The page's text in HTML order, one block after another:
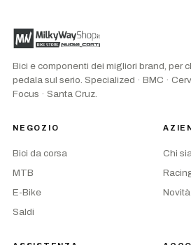
Bici e componenti dei migliori brand, per
pedala sul serio. Specialized · BMC ·
Focus · Santa Cruz.
NEGOZIO
Bici da corsa
MTB
E-Bike
Saldi
Chi